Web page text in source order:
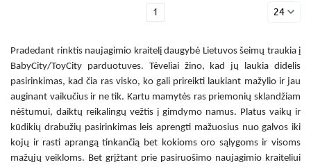
1 24
Pradedant rinktis naujagimio kraitelį daugybė Lietuvos šeimų traukia į
BabyCity/ToyCity parduotuves. Tėveliai žino, kad jų laukia didelis
pasirinkimas, kad čia ras visko, ko gali prireikti laukiant mažylio ir jau
auginant vaikučius ir ne tik. Kartu mamytės ras priemonių sklandžiam
nėštumui, daiktų reikalingų vežtis į gimdymo namus. Platus vaikų ir
kūdikių drabužių pasirinkimas leis aprengti mažuosius nuo galvos iki
kojų ir rasti aprangą tinkančią bet kokioms oro sąlygoms ir visoms
mažųjų veikloms. Bet grįžtant prie pasiruošimo naujagimio kraiteliui